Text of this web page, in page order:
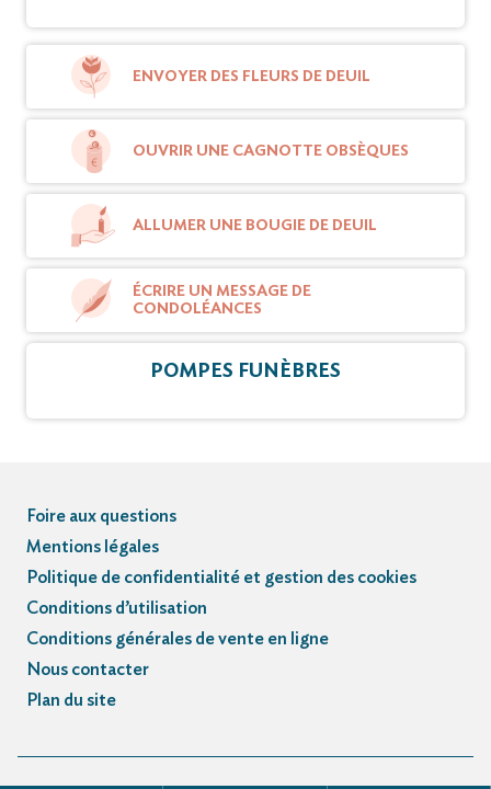
ENVOYER DES FLEURS DE DEUIL
OUVRIR UNE CAGNOTTE OBSÈQUES
ALLUMER UNE BOUGIE DE DEUIL
ÉCRIRE UN MESSAGE DE
CONDOLÉANCES
POMPES FUNÈBRES
Foire aux questions
Mentions légales
Politique de confidentialité et gestion des cookies
Conditions d’utilisation
Conditions générales de vente en ligne
Nous contacter
Plan du site